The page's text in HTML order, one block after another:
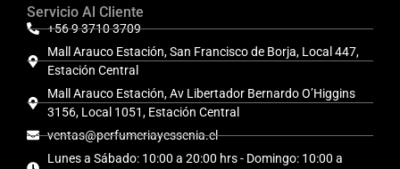
Servicio Al Cliente
+56 9 3710 3709
Mall Arauco Estación, San Francisco de Borja, Local 447,
Estación Central
Mall Arauco Estación, Av Libertador Bernardo O’Higgins
3156, Local 1051, Estación Central
ventas@perfumeriayessenia.cl
Lunes a Sábado: 10:00 a 20:00 hrs - Domingo: 10:00 a